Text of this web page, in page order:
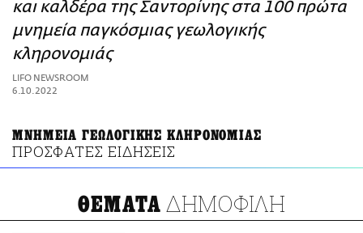
ΑΜΠΑ
PRINT
και καλδέρα της Σαντορίνης στα 100 πρώτα
μνημεία παγκόσμιας γεωλογικής
κληρονομιάς
LIFO NEWSROOM
6.10.2022
ΜΝΗΜΕΙΑ ΓΕΩΛΟΓΙΚΗΣ ΚΛΗΡΟΝΟΜΙΑΣ
ΠΡΟΣΦΑΤΕΣ ΕΙΔΗΣΕΙΣ
ΘΕΜΑΤΑ ΔΗΜΟΦΙΛΗ